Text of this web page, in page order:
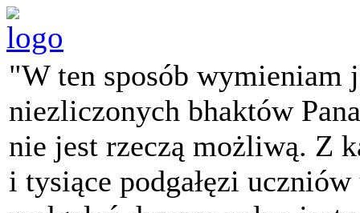
"W ten sposób wymieniam
niezliczonych bhaktów
nie jest rzeczą możliwą. Z
i tysiące podgałęzi